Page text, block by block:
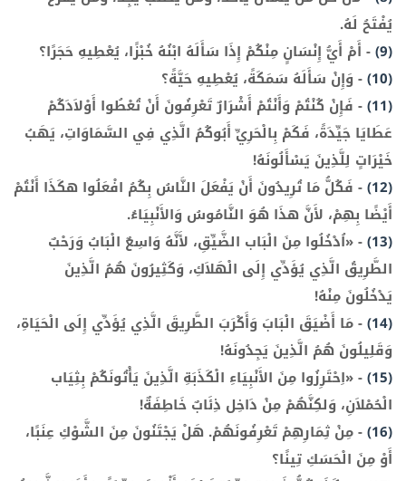
يُفْتَحُ لَهُ.
(9)
- أَمْ أَيُّ إِنْسَانٍ مِنْكُمْ إِذَا سَأَلَهُ ابْنُهُ خُبْزًا، يُعْطِيهِ حَجَرًا؟
(10)
- وَإِنْ سَأَلَهُ سَمَكَةً، يُعْطِيهِ حَيَّةً؟
(11)
- فَإِنْ كُنْتُمْ وَأَنْتُمْ أَشْرَارٌ تَعْرِفُونَ أَنْ تُعْطُوا أَوْلاَدَكُمْ
عَطَايَا جَيِّدَةً، فَكَمْ بِالْحَرِيِّ أَبُوكُمُ الَّذِي فِي السَّمَاوَاتِ، يَهَبُ
خَيْرَاتٍ لِلَّذِينَ يَسْأَلُونَهُ!
(12)
- فَكُلُّ مَا تُرِيدُونَ أَنْ يَفْعَلَ النَّاسُ بِكُمُ افْعَلُوا هكَذَا أَنْتُمْ
أَيْضًا بِهِمْ، لأَنَّ هذَا هُوَ النَّامُوسُ وَالأَنْبِيَاءُ.
(13)
-«اُدْخُلُوا مِنَ الْبَاب الضَّيِّقِ، لأَنَّهُ وَاسِعٌ الْبَابُ وَرَحْبٌ
الطَّرِيقُ الَّذِي يُؤَدِّي إِلَى الْهَلاَكِ، وَكَثِيرُونَ هُمُ الَّذِينَ
يَدْخُلُونَ مِنْهُ!
(14)
-مَا أَضْيَقَ الْبَابَ وَأَكْرَبَ الطَّرِيقَ الَّذِي يُؤَدِّي إِلَى الْحَيَاةِ،
وَقَلِيلُونَ هُمُ الَّذِينَ يَجِدُونَهُ!
(15)
-«اِحْتَرِزُوا مِنَ الأَنْبِيَاءِ الْكَذَبَةِ الَّذِينَ يَأْتُونَكُمْ بِثِيَاب
الْحُمْلاَنِ، وَلكِنَّهُمْ مِنْ دَاخِل ذِئَابٌ خَاطِفَةٌ!
(16)
-مِنْ ثِمَارِهِمْ تَعْرِفُونَهُمْ. هَلْ يَجْتَنُونَ مِنَ الشَّوْكِ عِنَبًا،
أَوْ مِنَ الْحَسَكِ تِينًا؟